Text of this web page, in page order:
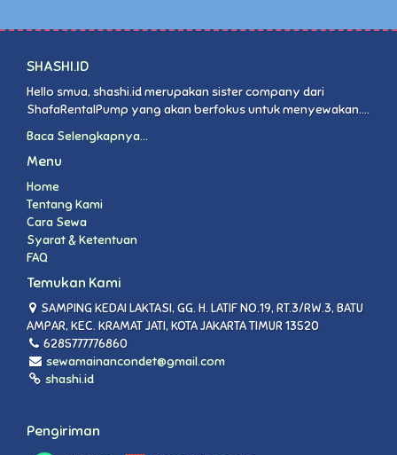
SHASHI.ID
Hello smua, shashi.id merupakan sister company dari
ShafaRentalPump yang akan berfokus untuk menyewakan....
Baca Selengkapnya...
Menu
Home
Tentang Kami
Cara Sewa
Syarat & Ketentuan
FAQ
Temukan Kami
SAMPING KEDAI LAKTASI, GG. H. LATIF NO.19, RT.3/RW.3, BATU
AMPAR, KEC. KRAMAT JATI, KOTA JAKARTA TIMUR 13520
6285777776860
sewamainancondet@gmail.com
shashi.id
Pengiriman